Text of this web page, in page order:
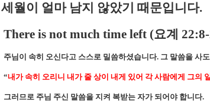
세월이 얼마 남지 않았기 때문입니다.
There is not much time left (요계
주님이 속히 오신다고 스스로 밀씀하셨습니다. 그 말씀을 사
“내가 속히 오리니 내가 줄 상이 내게 있어 각 사람에게 그의
그러므로 주님 주신 말씀을 지켜 복받는 자가 되어야 합니다.